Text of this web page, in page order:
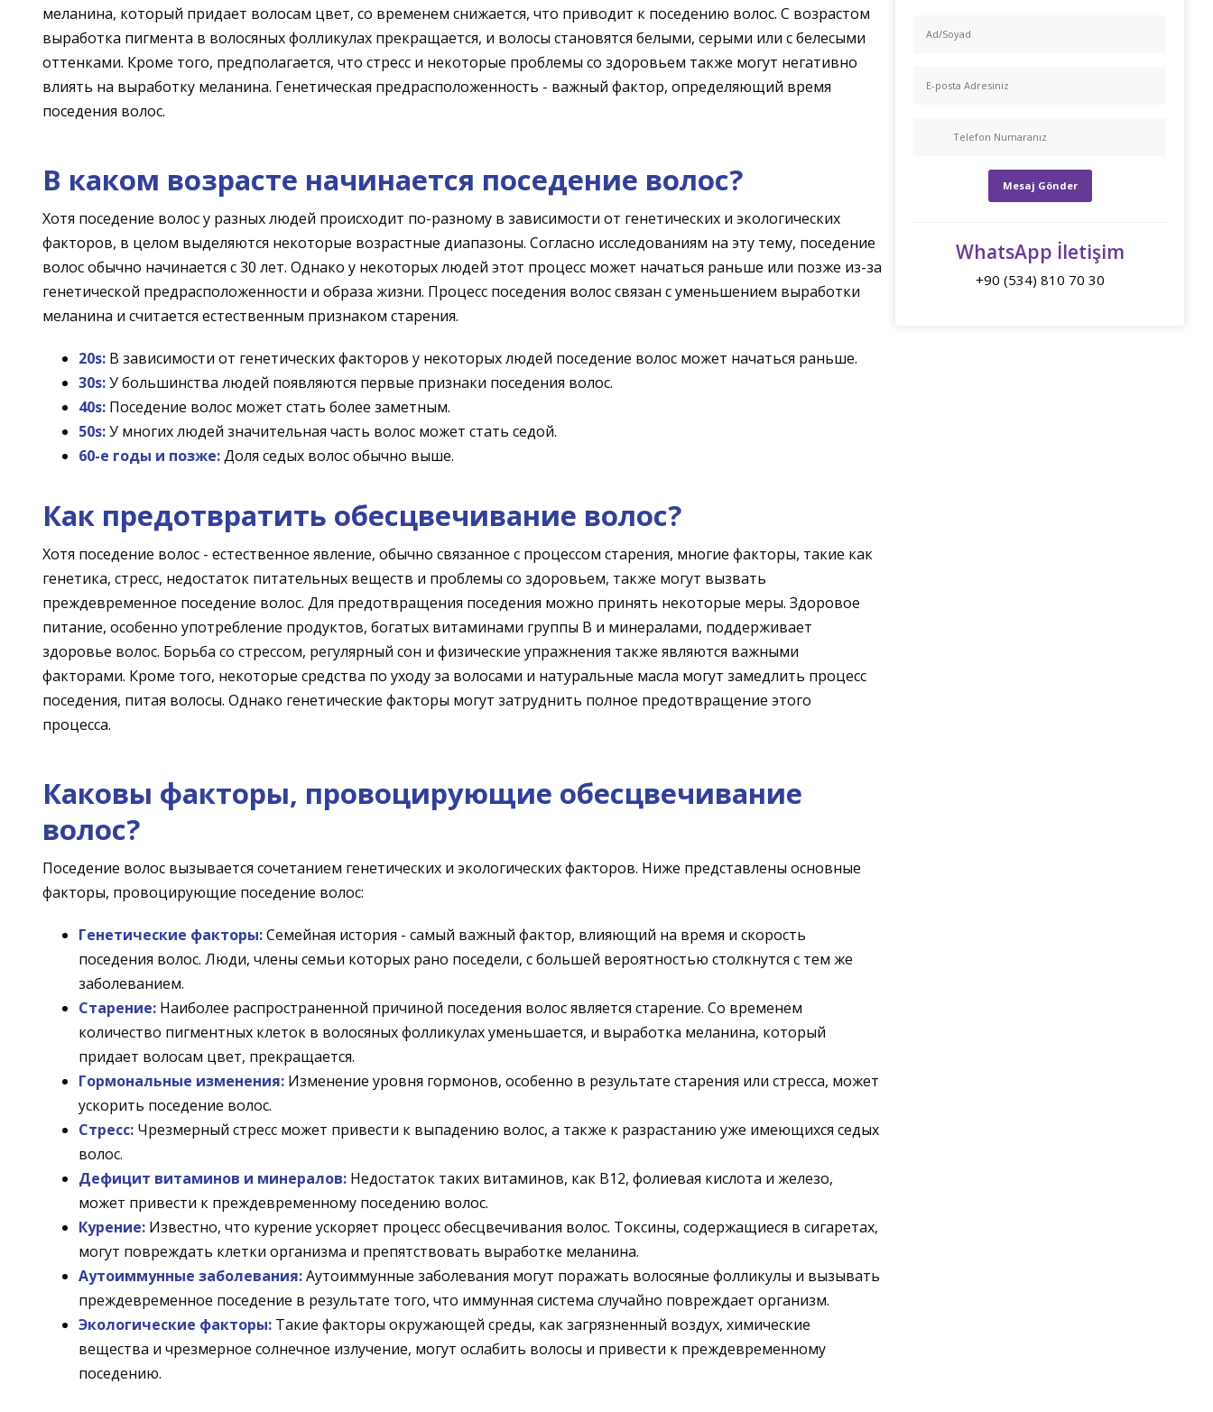
меланина, который придает волосам цвет, со временем снижается, что приводит к поседению волос. С возрастом
выработка пигмента в волосяных фолликулах прекращается, и волосы становятся белыми, серыми или с белесыми
оттенками. Кроме того, предполагается, что стресс и некоторые проблемы со здоровьем также могут негативно
влиять на выработку меланина. Генетическая предрасположенность - важный фактор, определяющий время
поседения волос.
В каком возрасте начинается поседение волос?
Хотя поседение волос у разных людей происходит по-разному в зависимости от генетических и экологических
факторов, в целом выделяются некоторые возрастные диапазоны. Согласно исследованиям на эту тему, поседение
волос обычно начинается с 30 лет. Однако у некоторых людей этот процесс может начаться раньше или позже из-за
генетической предрасположенности и образа жизни. Процесс поседения волос связан с уменьшением выработки
меланина и считается естественным признаком старения.
20s: В зависимости от генетических факторов у некоторых людей поседение волос может начаться раньше.
30s:У большинства людей появляются первые признаки поседения волос.
40s: Поседение волос может стать более заметным.
50s:У многих людей значительная часть волос может стать седой.
60-е годы и позже:Доля седых волос обычно выше.
Как предотвратить обесцвечивание волос?
Хотя поседение волос - естественное явление, обычно связанное с процессом старения, многие факторы, такие как
генетика, стресс, недостаток питательных веществ и проблемы со здоровьем, также могут вызвать
преждевременное поседение волос. Для предотвращения поседения можно принять некоторые меры. Здоровое
питание, особенно употребление продуктов, богатых витаминами группы В и минералами, поддерживает
здоровье волос. Борьба со стрессом, регулярный сон и физические упражнения также являются важными
факторами. Кроме того, некоторые средства по уходу за волосами и натуральные масла могут замедлить процесс
поседения, питая волосы. Однако генетические факторы могут затруднить полное предотвращение этого
процесса.
Каковы факторы, провоцирующие обесцвечивание
волос?
Поседение волос вызывается сочетанием генетических и экологических факторов. Ниже представлены основные
факторы, провоцирующие поседение волос:
Генетические факторы:Семейная история - самый важный фактор, влияющий на время и скорость
поседения волос. Люди, члены семьи которых рано поседели, с большей вероятностью столкнутся с тем же
заболеванием.
Старение: Наиболее распространенной причиной поседения волос является старение. Со временем
количество пигментных клеток в волосяных фолликулах уменьшается, и выработка меланина, который
придает волосам цвет, прекращается.
Гормональные изменения: Изменение уровня гормонов, особенно в результате старения или стресса, может
ускорить поседение волос.
Стресс: Чрезмерный стресс может привести к выпадению волос, а также к разрастанию уже имеющихся седых
волос.
Дефицит витаминов и минералов: Недостаток таких витаминов, как B12, фолиевая кислота и железо,
может привести к преждевременному поседению волос.
Курение: Известно, что курение ускоряет процесс обесцвечивания волос. Токсины, содержащиеся в сигаретах,
могут повреждать клетки организма и препятствовать выработке меланина.
Аутоиммунные заболевания:Аутоиммунные заболевания могут поражать волосяные фолликулы и вызывать
преждевременное поседение в результате того, что иммунная система случайно повреждает организм.
Экологические факторы: Такие факторы окружающей среды, как загрязненный воздух, химические
вещества и чрезмерное солнечное излучение, могут ослабить волосы и привести к преждевременному
поседению.
WhatsApp İletişim
+90 (534) 810 70 30